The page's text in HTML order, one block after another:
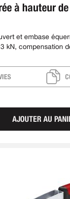
à hauteur
et embase
kN, compensation
AJOUTER AU